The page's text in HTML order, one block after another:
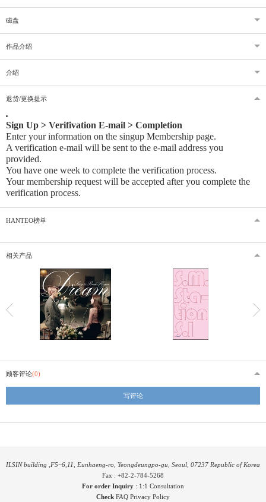
磁盘
作品介绍
介绍
退货/更换提示
Sign Up > Verifivation E-mail > Completion
Enter your information on the singup Membership page.
A verification e-mail will be sent to the e-mail address you
provided.
You have one week to complete the verification process.
Your membership request will be accepted after you complete the
verification process.
HANTEO榜单
相关产品
顾客评论(0)
写评论
ILSIN building ,F5~6,11, Eunhaeng-ro, Yeongdeungpo-gu, Seoul, 07237 Republic of Korea
Fax : +82-2-784-5268
For order Inquiry : 1:1 Consultation
Check FAQ Privacy Policy